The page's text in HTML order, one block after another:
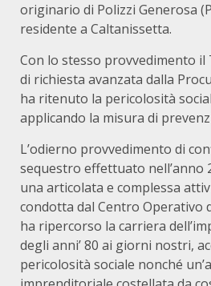
originario di Polizzi Generosa
residente a Caltanissetta.
Con lo stesso provvedimento
di richiesta avanzata dalla
ha ritenuto la pericolosità
applicando la misura di
L’odierno provvedimento di
sequestro effettuato nell’anno
una articolata e complessa
condotta dal Centro Operativo
ha ripercorso la carriera
degli anni’ 80 ai giorni nostri,
pericolosità sociale nonché